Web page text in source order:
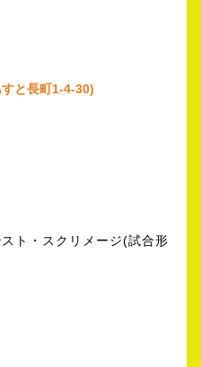
と長町1-4-30)
ト・スクリメージ(試合形